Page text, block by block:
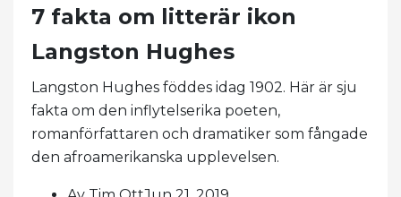
7 fakta om litterär ikon
Langston Hughes
Langston Hughes föddes idag 1902. Här är sju
fakta om den inflytelserika poeten,
romanförfattaren och dramatiker som fångade
den afroamerikanska upplevelsen.